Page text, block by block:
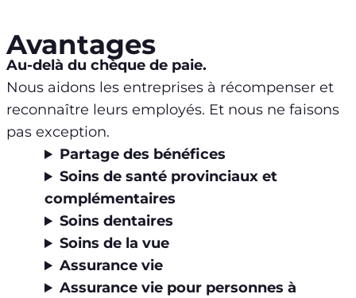
Avantages
Au-delà du chèque de paie.
Nous aidons les entreprises à récompenser et
reconnaître leurs employés. Et nous ne faisons
pas exception.
Partage des bénéfices
Soins de santé provinciaux et
complémentaires
Soins dentaires
Soins de la vue
Assurance vie
Assurance vie pour personnes à